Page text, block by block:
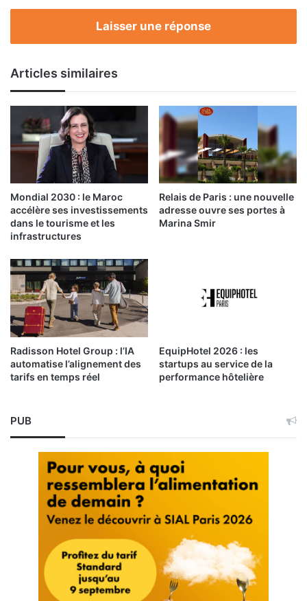
nationale
Laisser une réponse
Articles similaires
Mondial 2030 : le Maroc
accélère ses investissements
dans le tourisme et les
infrastructures
Relais de Paris : une nouvelle
adresse ouvre ses portes à
Marina Smir
Radisson Hotel Group : l’IA
automatise l’alignement des
tarifs en temps réel
EquipHotel 2026 : les
startups au service de la
performance hôtelière
PUB